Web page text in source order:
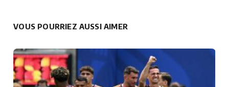
VOUS POURRIEZ AUSSI AIMER